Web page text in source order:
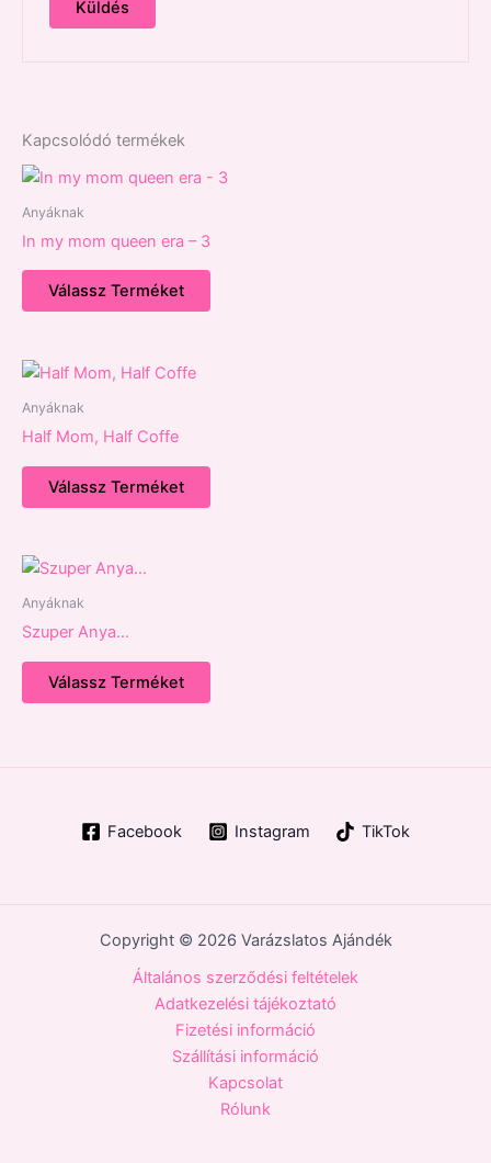
Kapcsolódó termékek
Anyáknak
In my mom queen era – 3
Válassz Terméket
Anyáknak
Half Mom, Half Coffe
Válassz Terméket
Anyáknak
Szuper Anya…
Válassz Terméket
Facebook Instagram TikTok
Copyright © 2026 Varázslatos Ajándék
Általános szerződési feltételek
Adatkezelési tájékoztató
Fizetési információ
Szállítási információ
Kapcsolat
Rólunk